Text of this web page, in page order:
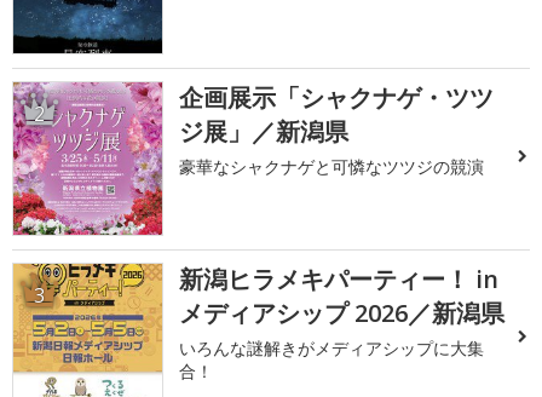
2
企画展示「シャクナゲ・ツツ
ジ展」／新潟県
豪華なシャクナゲと可憐なツツジの競演
3
新潟ヒラメキパーティー！ in
メディアシップ 2026／新潟県
いろんな謎解きがメディアシップに大集
合！